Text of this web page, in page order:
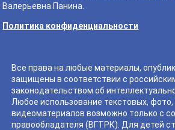
Валерьевна Панина.
Политика конфиденциальности
Все права на любые материалы,
защищены в соответствии с
законодательством об
Любое использование текстовых, фото,
видеоматериалов возможно только с
правообладателя (ВГТРК). Для детей